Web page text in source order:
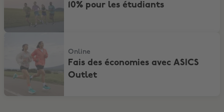
10% pour les étudiants
Online
Fais des économies avec ASICS
Outlet